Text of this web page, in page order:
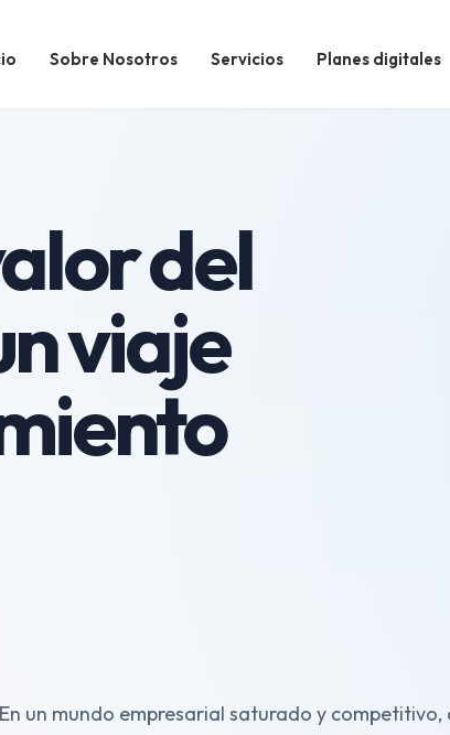
Sobre Nosotros Servicios Planes digitales
del
viaje
En un mundo empresarial saturado y